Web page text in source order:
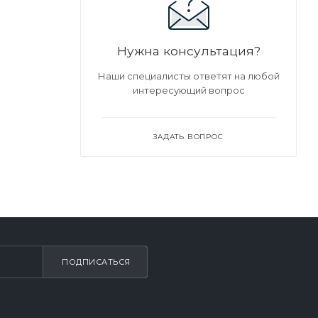
Нужна консультация?
Наши специалисты ответят на любой
интересующий вопрос
ЗАДАТЬ ВОПРОС
ПОДПИСАТЬСЯ